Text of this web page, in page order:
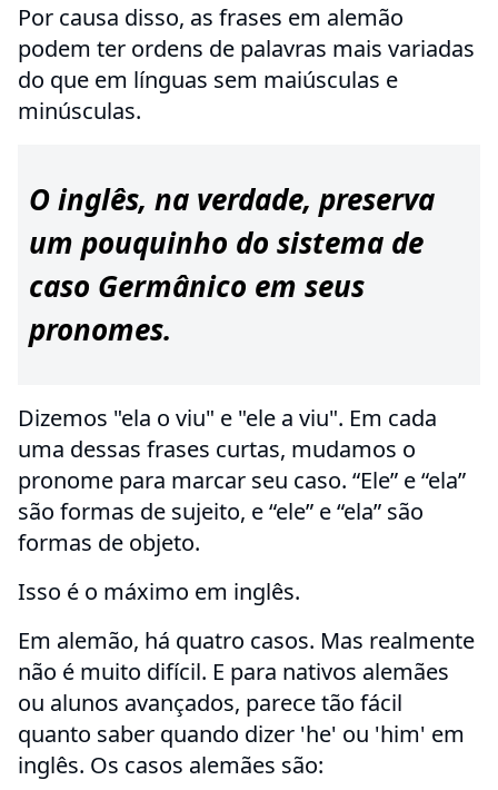
Por causa disso, as frases em alemão
podem ter ordens de palavras mais variadas
do que em línguas sem maiúsculas e
minúsculas.
O inglês, na verdade, preserva
um pouquinho do sistema de
caso Germânico em seus
pronomes.
Dizemos "ela o viu" e "ele a viu". Em cada
uma dessas frases curtas, mudamos o
pronome para marcar seu caso. “Ele” e “ela”
são formas de sujeito, e “ele” e “ela” são
formas de objeto.
Isso é o máximo em inglês.
Em alemão, há quatro casos. Mas realmente
não é muito difícil. E para nativos alemães
ou alunos avançados, parece tão fácil
quanto saber quando dizer 'he' ou 'him' em
inglês. Os casos alemães são: